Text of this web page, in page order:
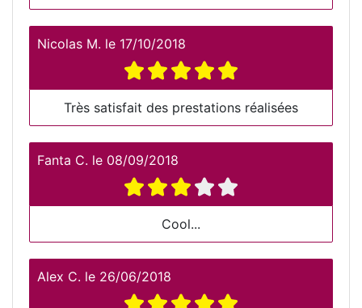
Nicolas M. le 17/10/2018
Très satisfait des prestations réalisées
Fanta C. le 08/09/2018
Cool...
Alex C. le 26/06/2018